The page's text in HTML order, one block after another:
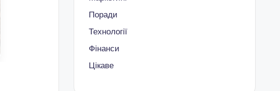
Поради
Технології
Фінанси
Цікаве